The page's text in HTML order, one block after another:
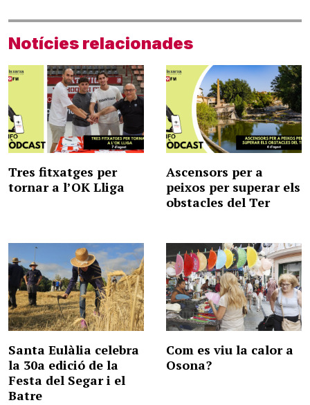
Notícies relacionades
Tres fitxatges per
tornar a l’OK Lliga
Ascensors per a
peixos per superar els
obstacles del Ter
Santa Eulàlia celebra
la 30a edició de la
Festa del Segar i el
Batre
Com es viu la calor a
Osona?